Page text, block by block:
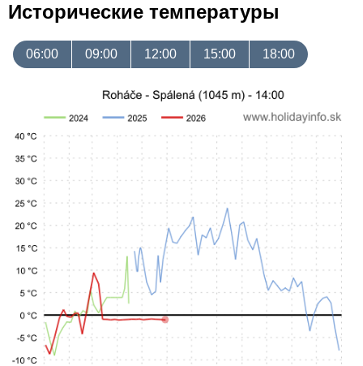
Исторические температуры
06:00 09:00 12:00 15:00 18:00